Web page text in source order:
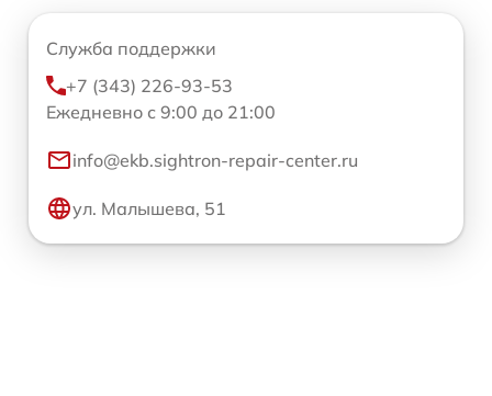
Служба поддержки
+7 (343) 226-93-53
Ежедневно с 9:00 до 21:00
info@ekb.sightron-repair-center.ru
ул. Малышева, 51